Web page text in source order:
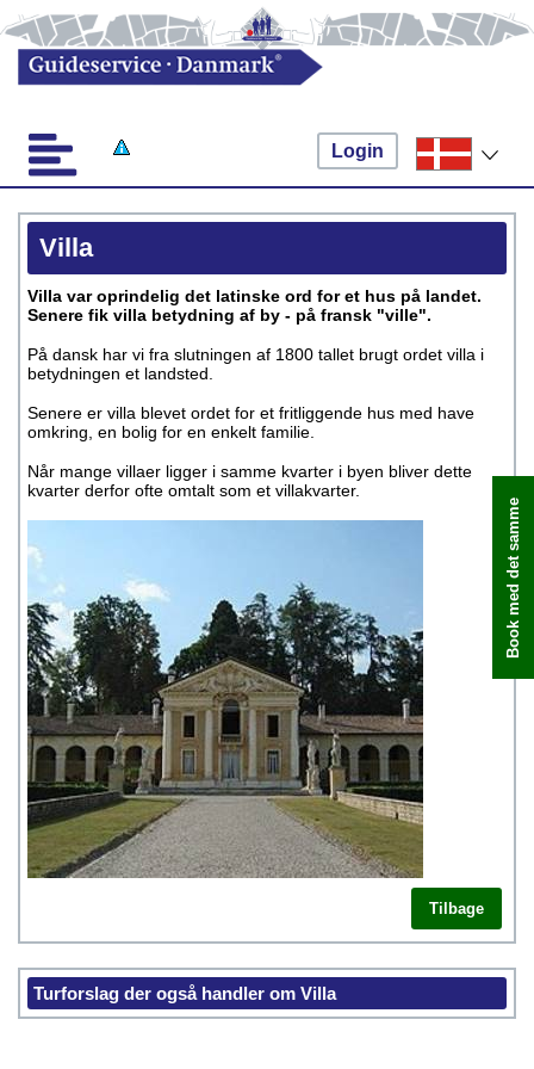
Login
Villa
Villa var oprindelig det latinske ord for et hus på landet.
Senere fik villa betydning af by - på fransk "ville".
På dansk har vi fra slutningen af 1800 tallet brugt ordet villa i
betydningen et landsted.
Senere er villa blevet ordet for et fritliggende hus med have
omkring, en bolig for en enkelt familie.
Når mange villaer ligger i samme kvarter i byen bliver dette
kvarter derfor ofte omtalt som et villakvarter.
Tilbage
Turforslag der også handler om Villa
Book med det samme